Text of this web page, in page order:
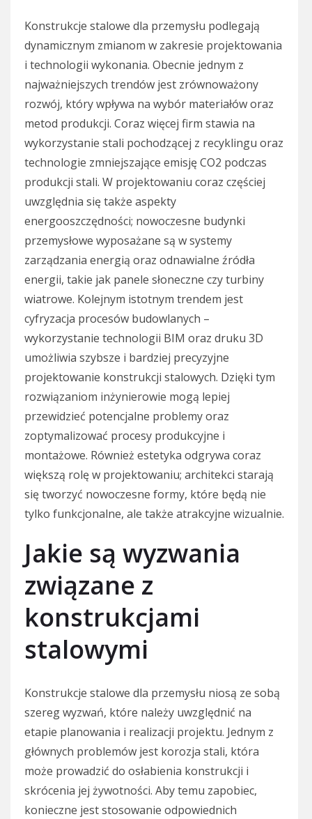
Konstrukcje stalowe dla przemysłu podlegają
dynamicznym zmianom w zakresie projektowania
i technologii wykonania. Obecnie jednym z
najważniejszych trendów jest zrównoważony
rozwój, który wpływa na wybór materiałów oraz
metod produkcji. Coraz więcej firm stawia na
wykorzystanie stali pochodzącej z recyklingu oraz
technologie zmniejszające emisję CO2 podczas
produkcji stali. W projektowaniu coraz częściej
uwzględnia się także aspekty
energooszczędności; nowoczesne budynki
przemysłowe wyposażane są w systemy
zarządzania energią oraz odnawialne źródła
energii, takie jak panele słoneczne czy turbiny
wiatrowe. Kolejnym istotnym trendem jest
cyfryzacja procesów budowlanych –
wykorzystanie technologii BIM oraz druku 3D
umożliwia szybsze i bardziej precyzyjne
projektowanie konstrukcji stalowych. Dzięki tym
rozwiązaniom inżynierowie mogą lepiej
przewidzieć potencjalne problemy oraz
zoptymalizować procesy produkcyjne i
montażowe. Również estetyka odgrywa coraz
większą rolę w projektowaniu; architekci starają
się tworzyć nowoczesne formy, które będą nie
tylko funkcjonalne, ale także atrakcyjne wizualnie.
Jakie są wyzwania
związane z
konstrukcjami
stalowymi
Konstrukcje stalowe dla przemysłu niosą ze sobą
szereg wyzwań, które należy uwzględnić na
etapie planowania i realizacji projektu. Jednym z
głównych problemów jest korozja stali, która
może prowadzić do osłabienia konstrukcji i
skrócenia jej żywotności. Aby temu zapobiec,
konieczne jest stosowanie odpowiednich